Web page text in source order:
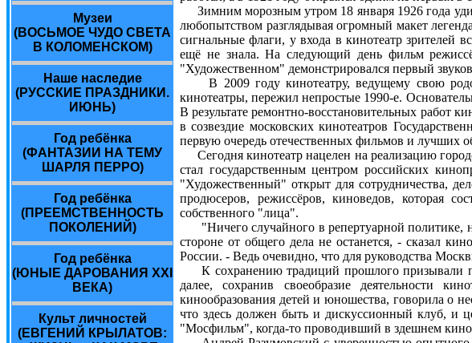
Музеи
(ВОСЬМОЕ ЧУДО СВЕТА
В КОЛОМЕНСКОМ)
Наше наследие
(РУССКИЕ ПРАЗДНИКИ.
ИЮНЬ)
Год ребёнка
(ФАНТАЗИИ НА ТЕМУ
ШАРЛЯ ПЕРРО)
Год ребёнка
(ПРЕЕМСТВЕННОСТЬ
ПОКОЛЕНИЙ)
Год ребёнка
(ЮНЫЕ ДАРОВАНИЯ ХХI
ВЕКА)
Культ личностей
(ЕВГЕНИЙ КРЫЛАТОВ:
Зимним морозным утром 18 января 1926 года
любопытством разглядывая огромный макет
сигнальные флаги, у входа в кинотеатр зрителей
ещё не знала. На следующий день фильм
"Художественном" демонстрировался первый
В 2009 году кинотеатру, ведущему свою
кинотеатры, пережил непростые 1990-е.
В результате ремонтно-восстановительных работ
в созвездие московских кинотеатров
первую очередь отечественных фильмов и лучших
Сегодня кинотеатр нацелен на реализацию
стал государственным центром российских
"Художественный" открыт для сотрудничества,
продюсеров, режиссёров, киноведов, которая
собственного "лица".
"Ничего случайного в репертуарной политике,
стороне от общего дела не останется, - сказал
России. - Ведь очевидно, что для руководства
К сохранению традиций прошлого призывали
далее, сохранив своеобразие деятельности
кинообразования детей и юношества, говорила о
что здесь должен быть и дискуссионный клуб, и
"Мосфильм", когда-то проводивший в здешнем